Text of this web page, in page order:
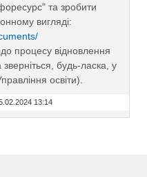
та зробити
вигляді:
процесу відновлення
будь-ласка, у
освіти).
13:14